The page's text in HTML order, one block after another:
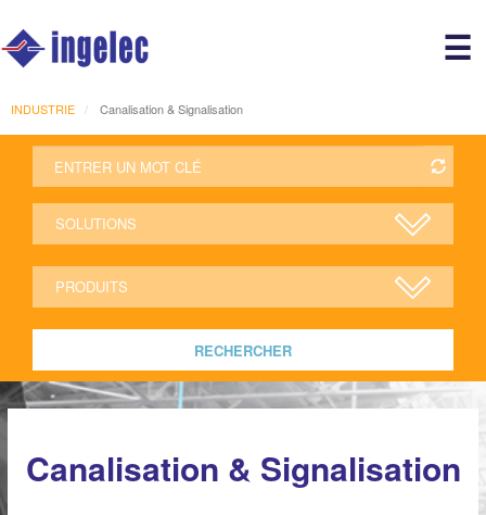
☰
INDUSTRIE Canalisation & Signalisation
RECHERCHER
Canalisation & Signalisation